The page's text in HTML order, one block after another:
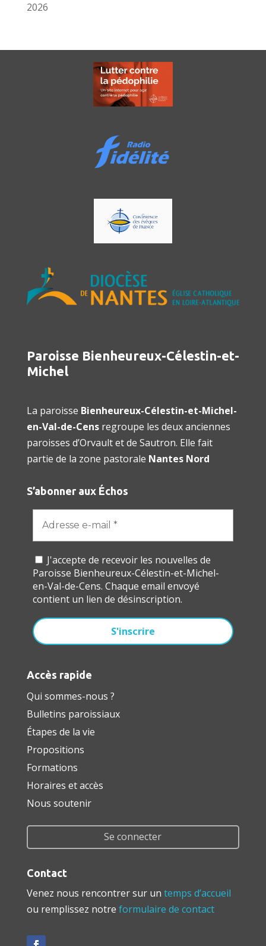
2026
Paroisse Bienheureux-Célestin-et-
Michel
La paroisse Bienheureux-Célestin-et-Michel-
en-Val-de-Censregroupe les deux anciennes
paroisses d’Orvault et de Sautron. Elle fait
partie de la zone pastorale Nantes Nord
S’abonner aux Échos
J'accepte de recevoir les nouvelles de
Paroisse Bienheureux-Célestin-et-Michel-
en-Val-de-Cens. Chaque email envoyé
contient un lien de désinscription.
Accès rapide
Qui sommes-nous ?
Bulletins paroissiaux
Étapes de la vie
Propositions
Formations
Horaires et accès
Nous soutenir
Se connecter
Contact
Venez nous rencontrer sur un temps d’accueil
ou remplissez notre formulaire de contact